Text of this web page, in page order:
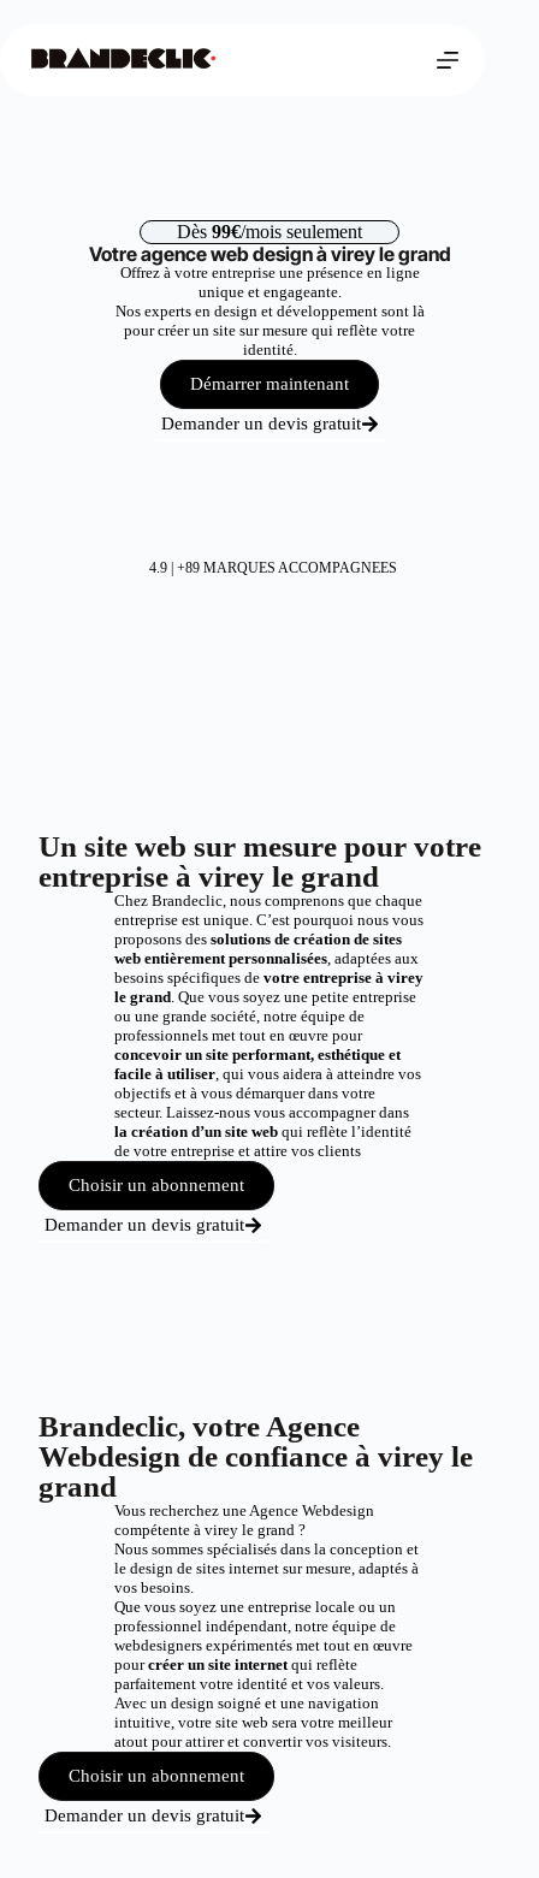
Dès 99€/mois seulement
Votre agence web design à virey le grand
Offrez à votre entreprise une présence en ligne
unique et engageante.
Nos experts en design et développement sont là
pour créer un site sur mesure qui reflète votre
identité.
Démarrer maintenant
Demander un devis gratuit
4.9 | +89 MARQUES ACCOMPAGNEES
Un site web sur mesure pour votre
entreprise à virey le grand
Chez Brandeclic, nous comprenons que chaque
entreprise est unique. C’est pourquoi nous vous
proposons des solutions de création de sites
web entièrement personnalisées, adaptées aux
besoins spécifiques de votre entreprise à virey
le grand. Que vous soyez une petite entreprise
ou une grande société, notre équipe de
professionnels met tout en œuvre pour
concevoir un site performant, esthétique et
facile à utiliser, qui vous aidera à atteindre vos
objectifs et à vous démarquer dans votre
secteur. Laissez-nous vous accompagner dans
la création d’un site webqui reflète l’identité
de votre entreprise et attire vos clients
Choisir un abonnement
Demander un devis gratuit
Brandeclic, votre Agence
Webdesign de confiance à virey le
grand
Vous recherchez une Agence Webdesign
compétente à virey le grand ?
Nous sommes spécialisés dans la conception et
le design de sites internet sur mesure, adaptés à
vos besoins.
Que vous soyez une entreprise locale ou un
professionnel indépendant, notre équipe de
webdesigners expérimentés met tout en œuvre
pourcréer un site internetqui reflète
parfaitement votre identité et vos valeurs.
Avec un design soigné et une navigation
intuitive, votre site web sera votre meilleur
atout pour attirer et convertir vos visiteurs.
Choisir un abonnement
Demander un devis gratuit